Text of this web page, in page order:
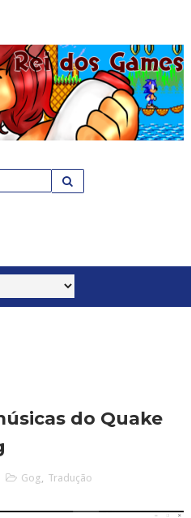
do Quake
Gog Tradução